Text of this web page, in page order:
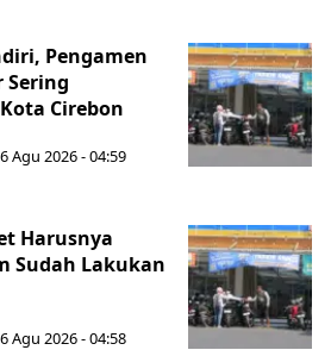
Pengamen
Sering
Cirebon
Agu 2026 - 04:59
Harusnya
Sudah Lakukan
Agu 2026 - 04:58